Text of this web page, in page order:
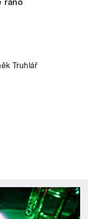
ráno
Truhlář